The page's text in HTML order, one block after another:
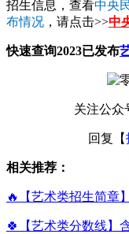
招生信息，查看中央
布情况 ，请点击>>中
快速查询2023已发布
关注公众
回复【
相关推荐：
🔥【艺术类招生简章
🍀【艺术类分数线】